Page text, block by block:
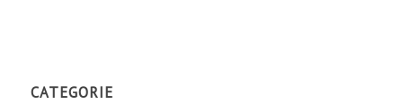
CATEGORIE